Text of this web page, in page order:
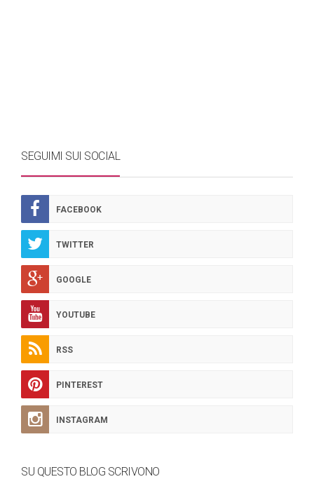
SEGUIMI SUI SOCIAL
FACEBOOK
TWITTER
GOOGLE
YOUTUBE
RSS
PINTEREST
INSTAGRAM
SU QUESTO BLOG SCRIVONO